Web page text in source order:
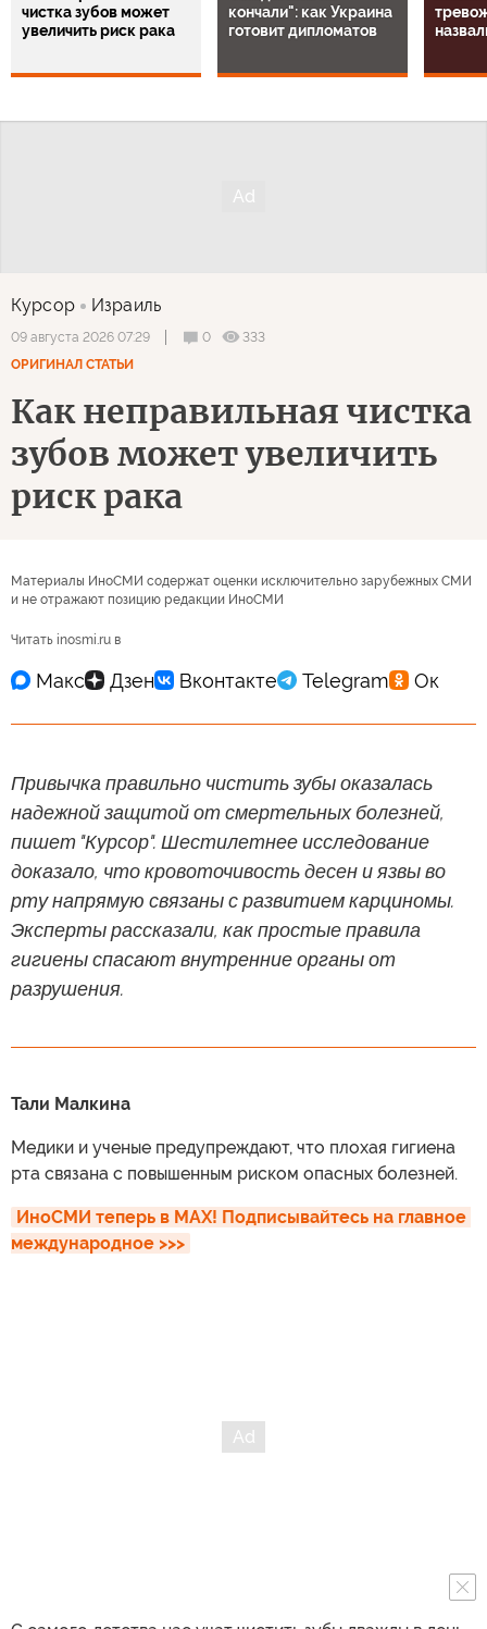
чистка зубов может
увеличить риск рака
кончали": как Украина
готовит дипломатов
Курсор Израиль
09 августа 2026 07:29 0
333
ОРИГИНАЛ СТАТЬИ
Как неправильная чистка
зубов может увеличить
риск рака
Материалы ИноСМИ содержат оценки исключительно зарубежных СМИ
и не отражают позицию редакции ИноСМИ
Читать inosmi.ru в
Привычка правильно чистить зубы оказалась
надежной защитой от смертельных болезней,
пишет "Курсор". Шестилетнее исследование
доказало, что кровоточивость десен и язвы во
рту напрямую связаны с развитием карциномы.
Эксперты рассказали, как простые правила
гигиены спасают внутренние органы от
разрушения.
Тали Малкина
Медики и ученые предупреждают, что плохая гигиена
рта связана с повышенным риском опасных болезней.
ИноСМИ теперь в MAX! Подписывайтесь на главное
международное >>>